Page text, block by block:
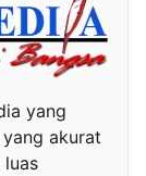
yang
akurat